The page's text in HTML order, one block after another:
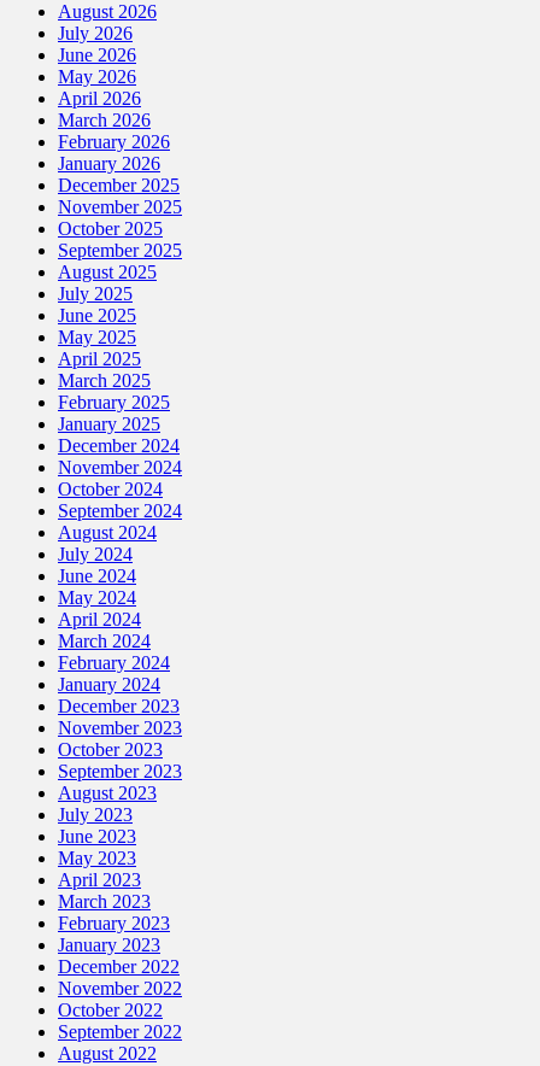
August 2026
July 2026
June 2026
May 2026
April 2026
March 2026
February 2026
January 2026
December 2025
November 2025
October 2025
September 2025
August 2025
July 2025
June 2025
May 2025
April 2025
March 2025
February 2025
January 2025
December 2024
November 2024
October 2024
September 2024
August 2024
July 2024
June 2024
May 2024
April 2024
March 2024
February 2024
January 2024
December 2023
November 2023
October 2023
September 2023
August 2023
July 2023
June 2023
May 2023
April 2023
March 2023
February 2023
January 2023
December 2022
November 2022
October 2022
September 2022
August 2022